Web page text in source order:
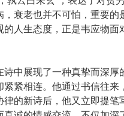
衰老也并不可怕，重要的
人生态度，正是韦应物面
中展现了一种真挚而深厚
紧相连。他通过书信往来
的新诗后，他又立即提笔